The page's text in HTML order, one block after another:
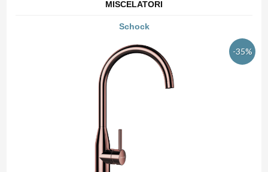
MISCELATORI
Schock
-35%